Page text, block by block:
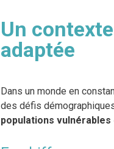
Un
adaptée
Dans un monde en
des défis
populations vulnérables